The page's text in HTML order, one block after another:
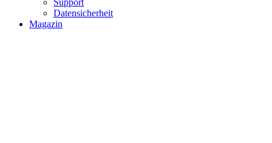
Datensicherheit
Magazin